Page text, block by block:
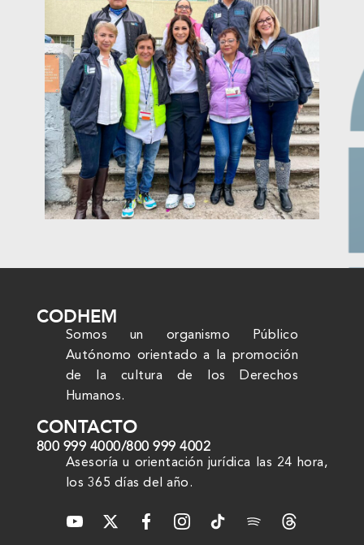
CODHEM
Somos un organismo Público
Autónomo orientado a la promoción
de la cultura de los Derechos
Humanos.
CONTACTO
800 999 4000/800 999 4002
Asesoría u orientación jurídica las 24 hora,
los 365 días del año.